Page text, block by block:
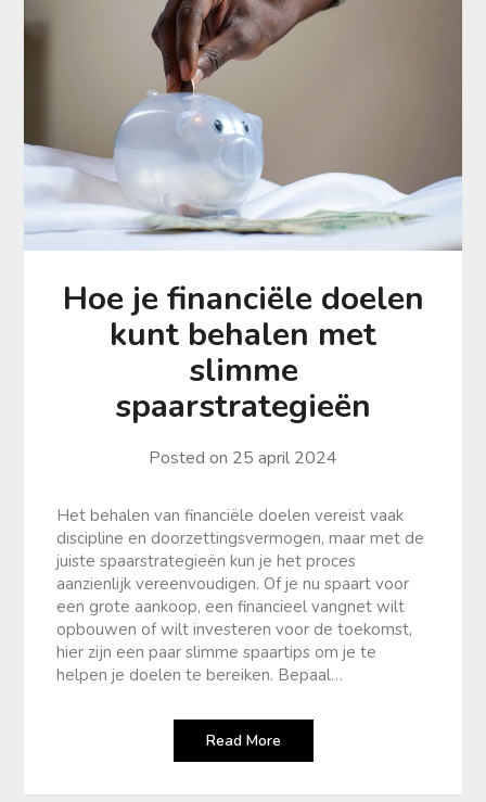
Hoe je financiële doelen
kunt behalen met
slimme
spaarstrategieën
Posted on 25 april 2024
Het behalen van financiële doelen vereist vaak
discipline en doorzettingsvermogen, maar met de
juiste spaarstrategieën kun je het proces
aanzienlijk vereenvoudigen. Of je nu spaart voor
een grote aankoop, een financieel vangnet wilt
opbouwen of wilt investeren voor de toekomst,
hier zijn een paar slimme spaartips om je te
helpen je doelen te bereiken. Bepaal…
Read More